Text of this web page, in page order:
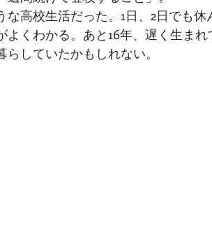
な高校生活だった。1日、2日でも
よくわかる。あと16年、遅く生ま
していたかもしれない。